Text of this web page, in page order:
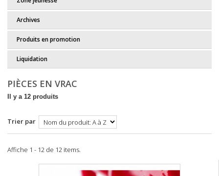
Archives
Produits en promotion
Liquidation
PIÈCES EN VRAC
Il y a 12 produits
Trier par
Affiche 1 - 12 de 12 items.